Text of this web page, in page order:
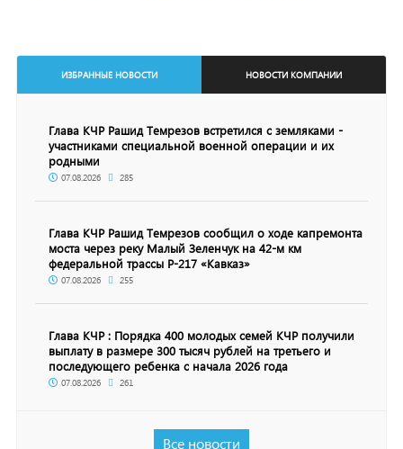
ИЗБРАННЫЕ НОВОСТИ НОВОСТИ КОМПАНИИ
Глава КЧР Рашид Темрезов встретился с земляками -
участниками специальной военной операции и их
родными
07.08.2026 285
Глава КЧР Рашид Темрезов сообщил о ходе капремонта
моста через реку Малый Зеленчук на 42-м км
федеральной трассы Р-217 «Кавказ»
07.08.2026 255
Глава КЧР : Порядка 400 молодых семей КЧР получили
выплату в размере 300 тысяч рублей на третьего и
последующего ребенка с начала 2026 года
07.08.2026 261
Все новости